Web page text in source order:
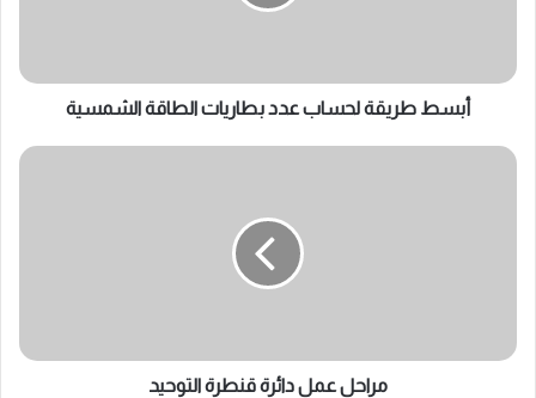
أبسط طريقة لحساب عدد بطاريات الطاقة الشمسية
مراحل
مراحل عمل دائرة قنطرة التوحيد